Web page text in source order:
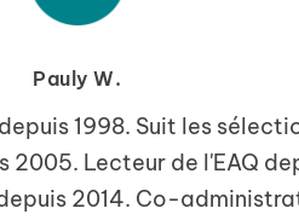
Pauly W.
1998. Suit les
2005. Lecteur de l'EAQ
2014. Co-